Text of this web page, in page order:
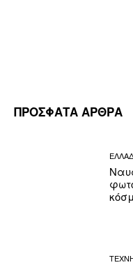
ΠΡΟΣΦΑΤΑ ΑΡΘΡΑ